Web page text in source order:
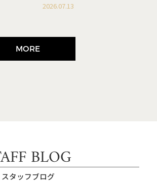
2026.07.13
MORE
BLOG
スタッフブログ